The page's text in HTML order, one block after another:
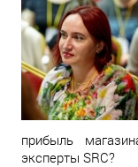
прибыль
эксперты SRC?